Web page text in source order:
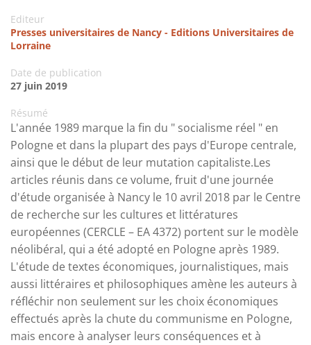
Editeur
Presses universitaires de Nancy - Editions Universitaires de
Lorraine
Date de publication
27 juin 2019
Résumé
L'année 1989 marque la fin du " socialisme réel " en
Pologne et dans la plupart des pays d'Europe centrale,
ainsi que le début de leur mutation capitaliste.Les
articles réunis dans ce volume, fruit d'une journée
d'étude organisée à Nancy le 10 avril 2018 par le Centre
de recherche sur les cultures et littératures
européennes (CERCLE – EA 4372) portent sur le modèle
néolibéral, qui a été adopté en Pologne après 1989.
L'étude de textes économiques, journalistiques, mais
aussi littéraires et philosophiques amène les auteurs à
réfléchir non seulement sur les choix économiques
effectués après la chute du communisme en Pologne,
mais encore à analyser leurs conséquences et à